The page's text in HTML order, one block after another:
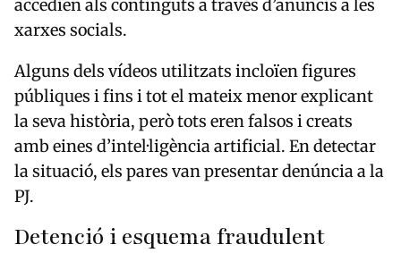
accedien als continguts a través d’anuncis a les
xarxes socials.
Alguns dels vídeos utilitzats incloïen figures
públiques i fins i tot el mateix menor explicant
la seva història, però tots eren falsos i creats
amb eines d’intel·ligència artificial. En detectar
la situació, els pares van presentar denúncia a la
PJ.
Detenció i esquema fraudulent